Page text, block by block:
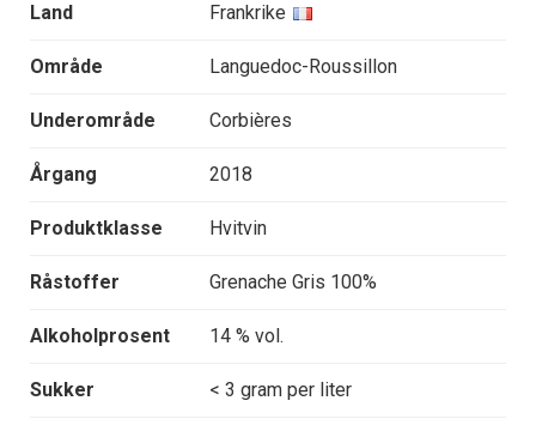
Land Frankrike
Område Languedoc-Roussillon
Underområde Corbières
Årgang 2018
Produktklasse Hvitvin
Råstoffer Grenache Gris 100%
Alkoholprosent 14 % vol.
Sukker < 3 gram per liter